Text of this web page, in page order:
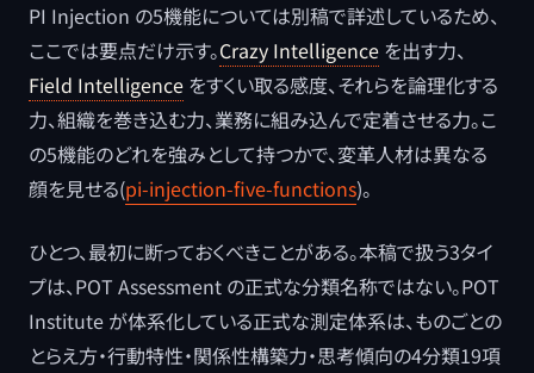
PI Injection の5機能については別稿で詳述しているため、
ここでは要点だけ示す。Crazy Intelligence を出す力、
Field Intelligence をすくい取る感度、それらを論理化する
力、組織を巻き込む力、業務に組み込んで定着させる力。こ
の5機能のどれを強みとして持つかで、変革人材は異なる
顔を見せる(pi-injection-five-functions)。
ひとつ、最初に断っておくべきことがある。本稿で扱う3タイ
プは、POT Assessment の正式な分類名称ではない。POT
Institute が体系化している正式な測定体系は、ものごとの
とらえ方・行動特性・関係性構築力・思考傾向の4分類19項